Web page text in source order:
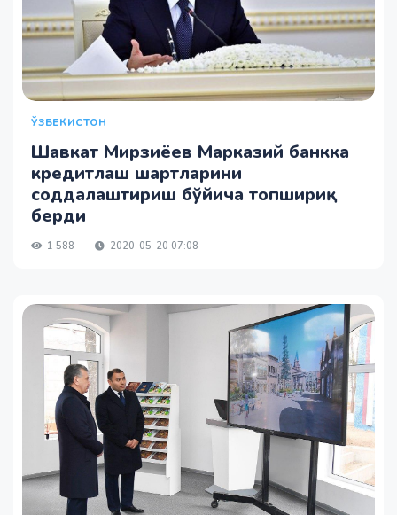
ЎЗБЕКИСТОН
Шавкат Мирзиёев Марказий банкка
кредитлаш шартларини
соддалаштириш бўйича топшириқ
берди
1 588 2020-05-20 07:08